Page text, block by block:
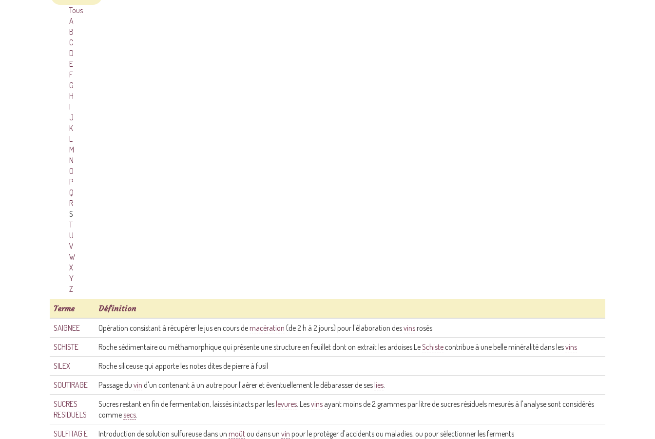
Tous
A
B
C
D
E
F
G
H
I
J
K
L
M
N
O
P
Q
R
S
T
U
V
W
X
Y
Z
Terme
Définition
SAIGNEE
Opération consistant à récupérer le jus en cours de macération (de 2 h à 2 jours) pour l'élaboration desvins rosés
SCHISTE
Roche sédimentaire ou méthamorphique qui présente une structure en feuillet dont on extrait les ardoises.LeSchiste contribue à une belle minéralité dans lesvins
SILEX
Roche siliceuse qui apporte les notes dites de pierre à fusil
SOUTIRAGE
Passage du vin d'un contenant à un autre pour l'aérer et éventuellement le débarasser de ses lies.
SUCRES
RESIDUELS
Sucres restant en fin de fermentation, laissés intacts par les levures. Lesvins ayant moins de 2 grammes par litre de sucres résiduels mesurés à l'analyse sont considérés
commesecs.
SULFITAG E
Introduction de solution sulfureuse dans un moût ou dans un vin pour le protéger d'accidents ou maladies, ou pour sélectionner les ferments